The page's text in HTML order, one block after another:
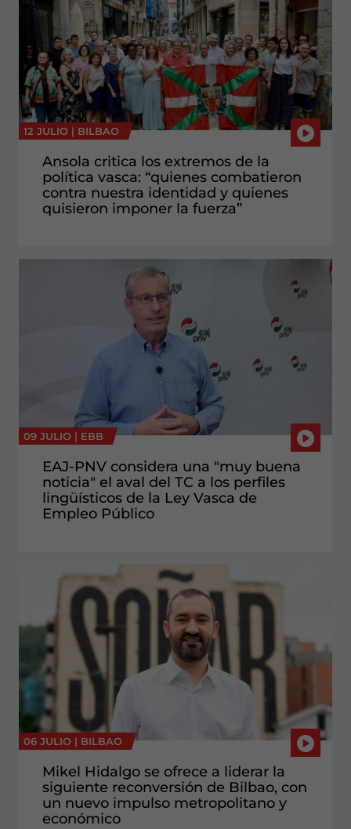
12 JULIO | BILBAO
Ansola critica los extremos de la
política vasca: “quienes combatieron
contra nuestra identidad y quienes
quisieron imponer la fuerza”
09 JULIO | EBB
EAJ-PNV considera una "muy buena
noticia" el aval del TC a los perfiles
lingüísticos de la Ley Vasca de
Empleo Público
06 JULIO | BILBAO
Mikel Hidalgo se ofrece a liderar la
siguiente reconversión de Bilbao, con
un nuevo impulso metropolitano y
económico